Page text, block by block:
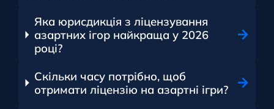
Яка юрисдикція з ліцензування
азартних ігор найкраща у 2026
році?
Скільки часу потрібно, щоб
отримати ліцензію на азартні ігри?